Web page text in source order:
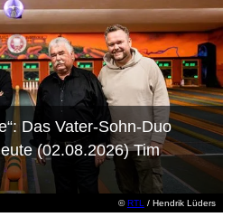
©RTL / Hendrik Lüders
Das Vater-Sohn-Duo
(02.08.2026) Tim